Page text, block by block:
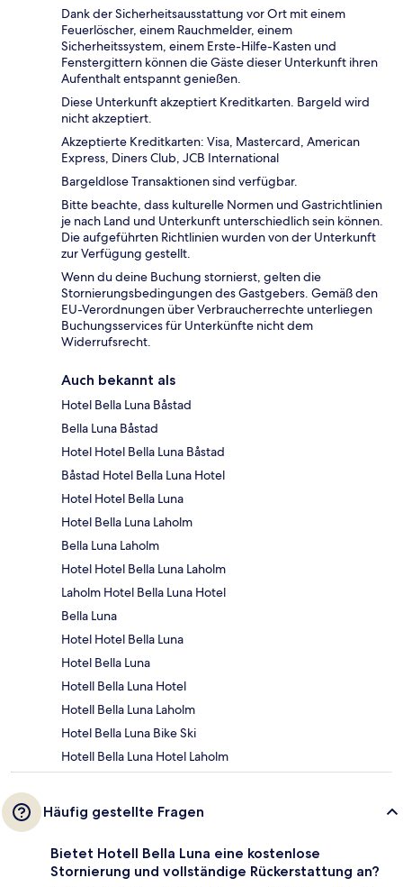
Dank der Sicherheitsausstattung vor Ort mit einem
Feuerlöscher, einem Rauchmelder, einem
Sicherheitssystem, einem Erste-Hilfe-Kasten und
Fenstergittern können die Gäste dieser Unterkunft ihren
Aufenthalt entspannt genießen.
Diese Unterkunft akzeptiert Kreditkarten. Bargeld wird
nicht akzeptiert.
Akzeptierte Kreditkarten: Visa, Mastercard, American
Express, Diners Club, JCB International
Bargeldlose Transaktionen sind verfügbar.
Bitte beachte, dass kulturelle Normen und Gastrichtlinien
je nach Land und Unterkunft unterschiedlich sein können.
Die aufgeführten Richtlinien wurden von der Unterkunft
zur Verfügung gestellt.
Wenn du deine Buchung stornierst, gelten die
Stornierungsbedingungen des Gastgebers. Gemäß den
EU-Verordnungen über Verbraucherrechte unterliegen
Buchungsservices für Unterkünfte nicht dem
Widerrufsrecht.
Auch bekannt als
Hotel Bella Luna Båstad
Bella Luna Båstad
Hotel Hotel Bella Luna Båstad
Båstad Hotel Bella Luna Hotel
Hotel Hotel Bella Luna
Hotel Bella Luna Laholm
Bella Luna Laholm
Hotel Hotel Bella Luna Laholm
Laholm Hotel Bella Luna Hotel
Bella Luna
Hotel Hotel Bella Luna
Hotel Bella Luna
Hotell Bella Luna Hotel
Hotell Bella Luna Laholm
Hotel Bella Luna Bike Ski
Hotell Bella Luna Hotel Laholm
Häufig gestellte Fragen
Bietet Hotell Bella Luna eine kostenlose
Stornierung und vollständige Rückerstattung an?